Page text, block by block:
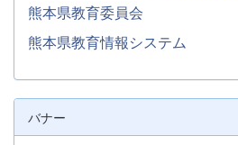
熊本県教育委員会
熊本県教育情報システム
バナー